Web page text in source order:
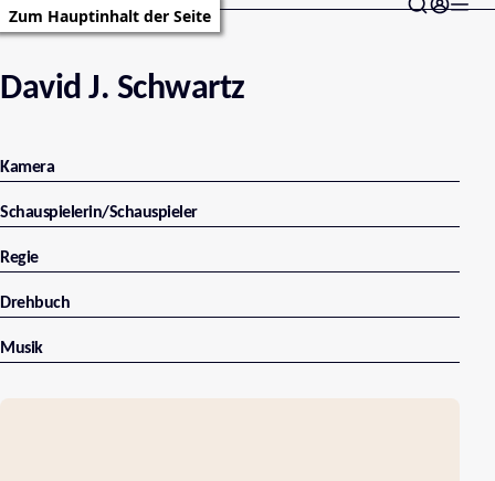
Zum Hauptinhalt der Seite
David J. Schwartz
Kamera
Schauspielerin/Schauspieler
Regie
Drehbuch
Musik